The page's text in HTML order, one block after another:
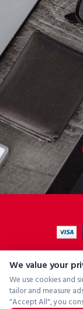
We value your
We use cookies and
tailor and measure
"Accept All", you